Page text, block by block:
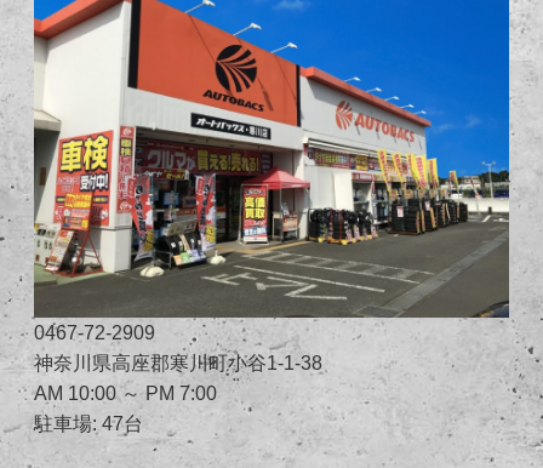
0467-72-2909
神奈川県高座郡寒川町小谷1-1-38
AM 10:00 ～ PM 7:00
駐車場: 47台